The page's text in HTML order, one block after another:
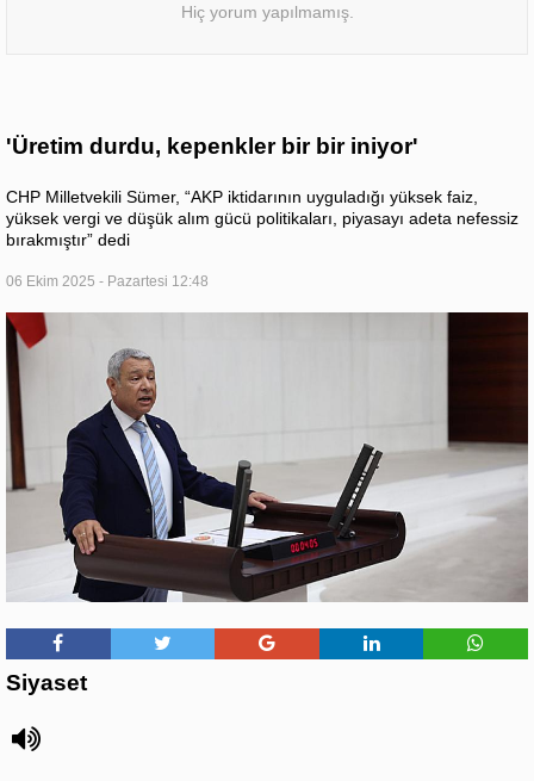
Hiç yorum yapılmamış.
'Üretim durdu, kepenkler bir bir iniyor'
CHP Milletvekili Sümer, “AKP iktidarının uyguladığı yüksek faiz,
yüksek vergi ve düşük alım gücü politikaları, piyasayı adeta nefessiz
bırakmıştır” dedi
06 Ekim 2025 - Pazartesi 12:48
Siyaset